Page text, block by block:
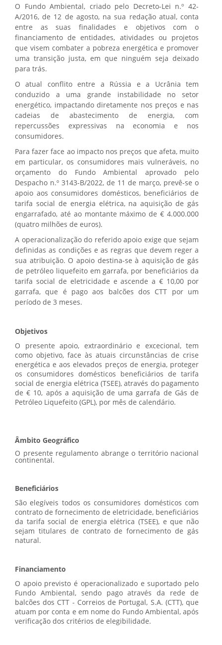
O Fundo Ambiental, criado pelo Decreto-Lei n.º 42-
A/2016, de 12 de agosto, na sua redação atual, conta
entre as suas finalidades e objetivos com o
financiamento de entidades, atividades ou projetos
que visem combater a pobreza energética e promover
uma transição justa, em que ninguém seja deixado
para trás.
O atual conflito entre a Rússia e a Ucrânia tem
conduzido a uma grande instabilidade no setor
energético, impactando diretamente nos preços e nas
cadeias de abastecimento de energia, com
repercussões expressivas na economia e nos
consumidores.
Para fazer face ao impacto nos preços que afeta, muito
em particular, os consumidores mais vulneráveis, no
orçamento do Fundo Ambiental aprovado pelo
Despacho n.º 3143-B/2022, de 11 de março, prevê-se o
apoio aos consumidores domésticos, beneficiários de
tarifa social de energia elétrica, na aquisição de gás
engarrafado, até ao montante máximo de € 4.000.000
(quatro milhões de euros).
A operacionalização do referido apoio exige que sejam
definidas as condições e as regras que devem reger a
sua atribuição. O apoio destina-se à aquisição de gás
de petróleo liquefeito em garrafa, por beneficiários da
tarifa social de eletricidade e ascende a € 10,00 por
garrafa, que é pago aos balcões dos CTT por um
período de 3 meses.
Objetivos
O presente apoio, extraordinário e excecional, tem
como objetivo, face às atuais circunstâncias de crise
energética e aos elevados preços de energia, proteger
os consumidores domésticos beneficiários de tarifa
social de energia elétrica (TSEE), através do pagamento
de € 10, após a aquisição de uma garrafa de Gás de
Petróleo Liquefeito (GPL), por mês de calendário.
Âmbito Geográfico
O presente regulamento abrange o território nacional
continental.
Beneficiários
São elegíveis todos os consumidores domésticos com
contrato de fornecimento de eletricidade, beneficiários
da tarifa social de energia elétrica (TSEE), e que não
sejam titulares de contrato de fornecimento de gás
natural.
Financiamento
O apoio previsto é operacionalizado e suportado pelo
Fundo Ambiental, sendo pago através da rede de
balcões dos CTT - Correios de Portugal, S.A. (CTT), que
atuam por conta e em nome do Fundo Ambiental, após
verificação dos critérios de elegibilidade.